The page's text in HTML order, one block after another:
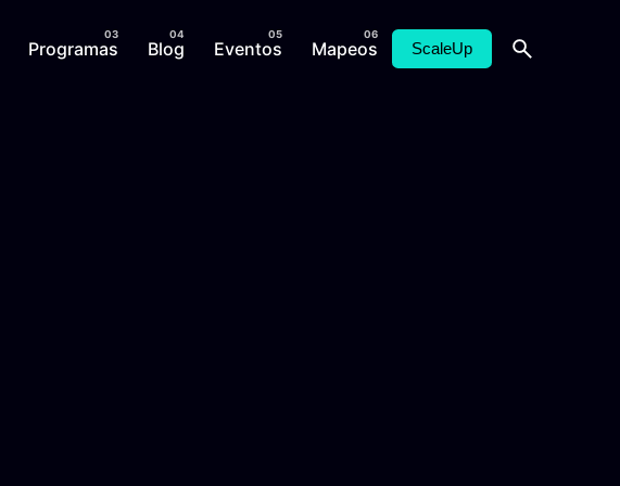
Programas Blog Eventos Mapeos ScaleUp